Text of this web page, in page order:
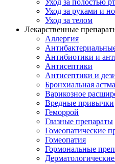
Уход за полостью
Уход за руками и
Уход за телом
Лекарственные
Аллергия
Антибиотики и
Антисептики
Антисептики и
Бронхиальная астма
Варикозное
Вредные привычки
Геморрой
Глазные препараты
Гомеопатические
Гомеопатия
Гормональные